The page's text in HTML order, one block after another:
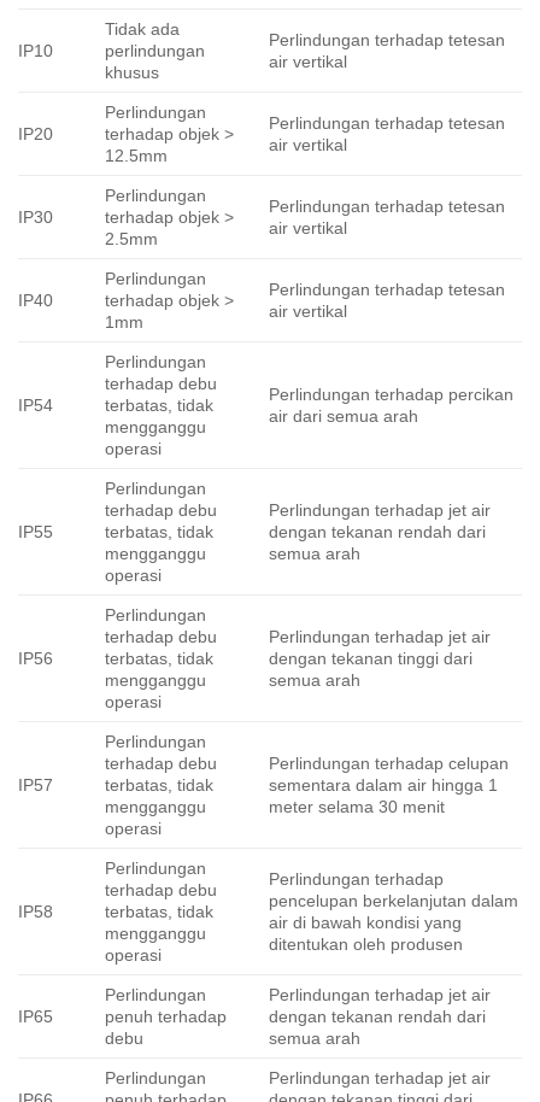
IP10
Tidak ada
perlindungan
khusus
Perlindungan terhadap tetesan
air vertikal
IP20
Perlindungan
terhadap objek >
12.5mm
Perlindungan terhadap tetesan
air vertikal
IP30
Perlindungan
terhadap objek >
2.5mm
Perlindungan terhadap tetesan
air vertikal
IP40
Perlindungan
terhadap objek >
1mm
Perlindungan terhadap tetesan
air vertikal
IP54
Perlindungan
terhadap debu
terbatas, tidak
mengganggu
operasi
Perlindungan terhadap percikan
air dari semua arah
IP55
Perlindungan
terhadap debu
terbatas, tidak
mengganggu
operasi
Perlindungan terhadap jet air
dengan tekanan rendah dari
semua arah
IP56
Perlindungan
terhadap debu
terbatas, tidak
mengganggu
operasi
Perlindungan terhadap jet air
dengan tekanan tinggi dari
semua arah
IP57
Perlindungan
terhadap debu
terbatas, tidak
mengganggu
operasi
Perlindungan terhadap celupan
sementara dalam air hingga 1
meter selama 30 menit
IP58
Perlindungan
terhadap debu
terbatas, tidak
mengganggu
operasi
Perlindungan terhadap
pencelupan berkelanjutan dalam
air di bawah kondisi yang
ditentukan oleh produsen
IP65
Perlindungan
penuh terhadap
debu
Perlindungan terhadap jet air
dengan tekanan rendah dari
semua arah
Perlindungan
Perlindungan terhadap jet air